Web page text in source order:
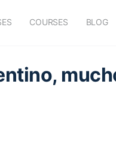
COURSES BLOG